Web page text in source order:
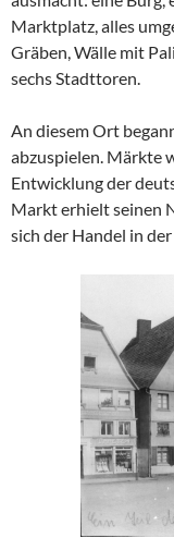
Marktplatz, alles
Gräben, Wälle mit
sechs Stadttoren.
An diesem Ort
abzuspielen. Märkte
Entwicklung der
Markt erhielt seinen
sich der Handel in der